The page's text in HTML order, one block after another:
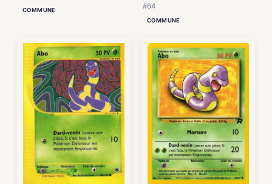
COMMUNE #64
COMMUNE